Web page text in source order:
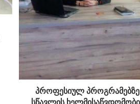
პროფესიულ პროგრამებზე
სწავლის